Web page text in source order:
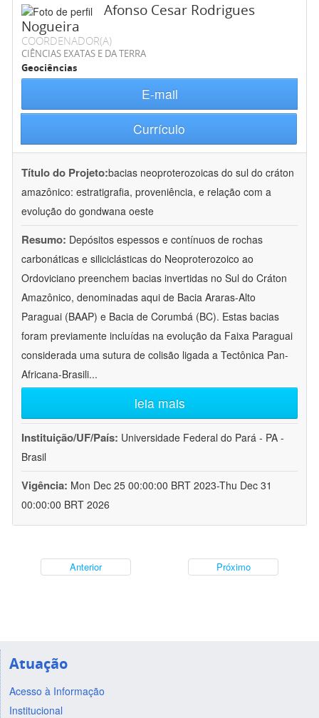
Afonso Cesar Rodrigues
Nogueira
COORDENADOR(A)
CIÊNCIAS EXATAS E DA TERRA
Geociências
E-mail
Currículo
Título do Projeto:bacias neoproterozoicas do sul do cráton
amazônico: estratigrafia, proveniência, e relação com a
evolução do gondwana oeste
Resumo: Depósitos espessos e contínuos de rochas
carbonáticas e siliciclásticas do Neoproterozoico ao
Ordoviciano preenchem bacias invertidas no Sul do Cráton
Amazônico, denominadas aqui de Bacia Araras-Alto
Paraguai (BAAP) e Bacia de Corumbá (BC). Estas bacias
foram previamente incluídas na evolução da Faixa Paraguai
considerada uma sutura de colisão ligada a Tectônica Pan-
Africana-Brasili...
leia mais
Instituição/UF/País: Universidade Federal do Pará - PA -
Brasil
Vigência: Mon Dec 25 00:00:00 BRT 2023-Thu Dec 31
00:00:00 BRT 2026
Anterior Próximo
Atuação
Acesso à Informação
Institucional